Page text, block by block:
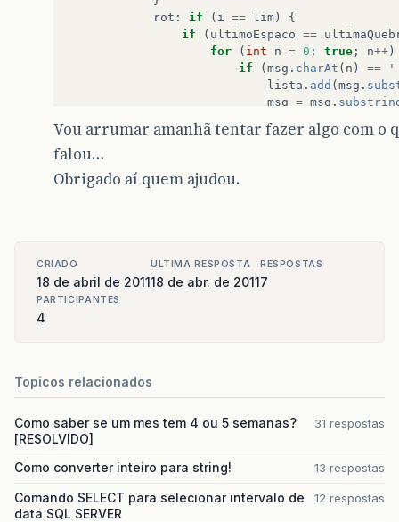
rot : if ( i == lim)
{
if
( ultimoEspaco ==
for
( int n = 0 ; true ; n++)
if
(msg . charAt ( n ) ==
'
lista . add (msg .
msg = msg .
break rot;
}
}
return
lista ;
}
Vou arrumar amanhã tentar fazer algo com o
falou…
Obrigado aí quem ajudou.
CRIADO
18 de abril de 2011
ULTIMA RESPOSTA
18 de abr. de 2011
RESPOSTAS
7
PARTICIPANTES
4
Topicos relacionados
Como saber se um mes tem 4 ou 5 semanas?
[RESOLVIDO]
31 respostas
Como converter inteiro para string! 13 respostas
Comando SELECT para selecionar intervalo de
data SQL SERVER
12 respostas